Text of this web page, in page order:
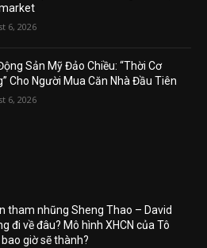
6, 2026
Sản Mỹ Đảo Chiều: “Thời Cơ
Cho Người Mua Căn Nhà Đầu Tiên
6, 2026
tham nhũng Sheng Thao – David
đi về đâu? Mô hình XHCN của Tô
bao giờ sẽ thành?